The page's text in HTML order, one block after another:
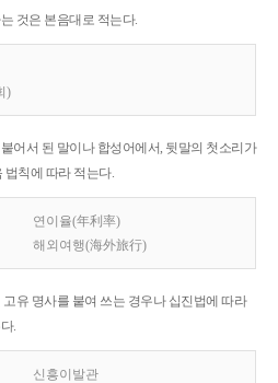
것은 본음대로 적는다.
)
어서 된 말이나 합성어에서, 뒷말의 첫소리가
법칙에 따라 적는다.
연이율(年利率)
해외여행(海外旅行)
유 명사를 붙여 쓰는 경우나 십진법에 따라
.
신흥이발관